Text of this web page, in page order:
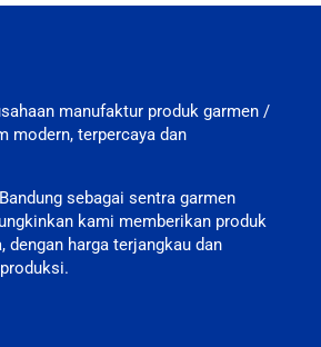
manufaktur produk garmen /
modern, terpercaya dan
sebagai sentra garmen
kami memberikan produk
dengan harga terjangkau dan